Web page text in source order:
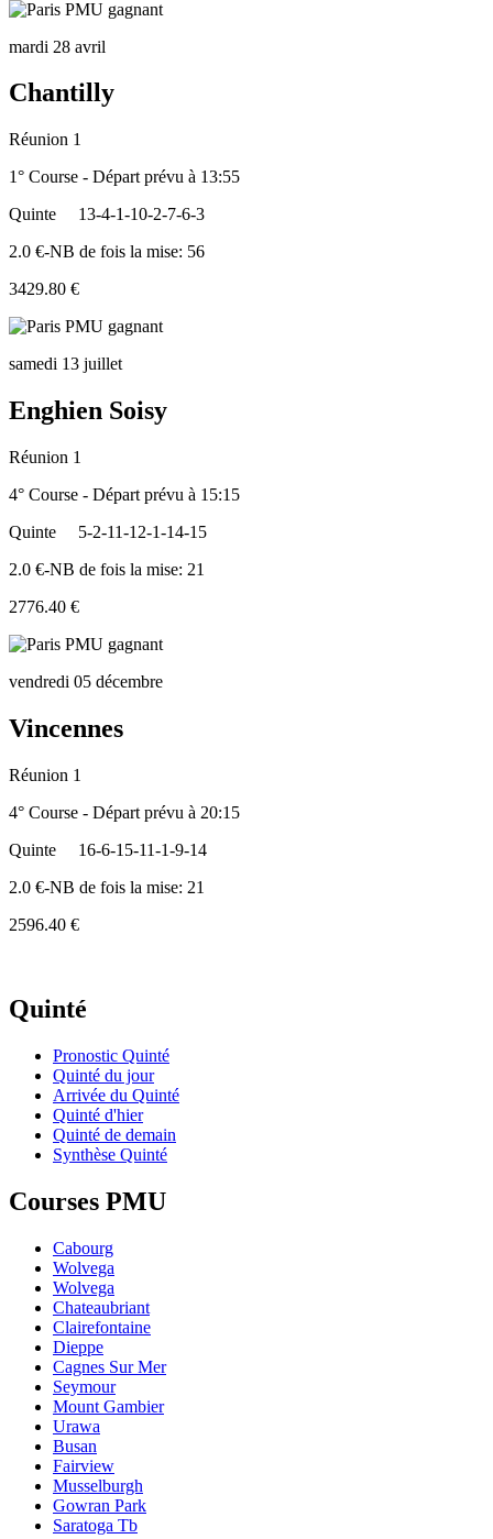
mardi 28 avril
Chantilly
Réunion 1
1° Course - Départ prévu à 13:55
Quinte
13-4-1-10-2-7-6-3
2.0 €-NB de fois la mise: 56
3429.80 €
samedi 13 juillet
Enghien Soisy
Réunion 1
4° Course - Départ prévu à 15:15
Quinte
5-2-11-12-1-14-15
2.0 €-NB de fois la mise: 21
2776.40 €
vendredi 05 décembre
Vincennes
Réunion 1
4° Course - Départ prévu à 20:15
Quinte
16-6-15-11-1-9-14
2.0 €-NB de fois la mise: 21
2596.40 €
Quinté
Pronostic Quinté
Quinté du jour
Arrivée du Quinté
Quinté d'hier
Quinté de demain
Synthèse Quinté
Courses PMU
Cabourg
Wolvega
Wolvega
Chateaubriant
Clairefontaine
Dieppe
Cagnes Sur Mer
Seymour
Mount Gambier
Urawa
Busan
Fairview
Musselburgh
Gowran Park
Saratoga Tb